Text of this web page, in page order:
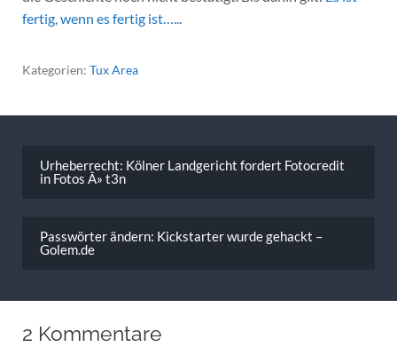
fertig, wenn es fertig ist…...
Kategorien: Tux Area
Urheberrecht: Kölner Landgericht fordert Fotocredit
in Fotos Â» t3n
Passwörter ändern: Kickstarter wurde gehackt –
Golem.de
2 Kommentare